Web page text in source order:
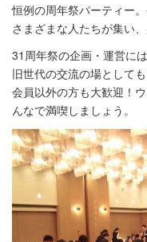
恒例の周年祭パーティー
さまざまな人たちが集い
31周年祭の企画・運営に
旧世代の交流の場として
会員以外の方も大歓迎！
んなで満喫しましょう。